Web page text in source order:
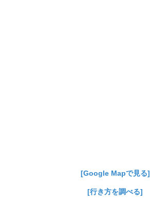
[Google Mapで見る]
[行き方を調べる]